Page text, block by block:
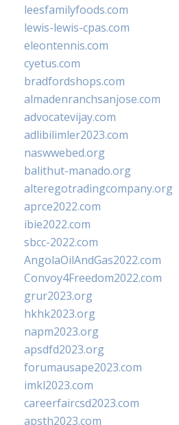
leesfamilyfoods.com
lewis-lewis-cpas.com
eleontennis.com
cyetus.com
bradfordshops.com
almadenranchsanjose.com
advocatevijay.com
adlibilimler2023.com
naswwebed.org
balithut-manado.org
alteregotradingcompany.org
aprce2022.com
ibie2022.com
sbcc-2022.com
AngolaOilAndGas2022.com
Convoy4Freedom2022.com
grur2023.org
hkhk2023.org
napm2023.org
apsdfd2023.org
forumausape2023.com
imkl2023.com
careerfaircsd2023.com
apsth2023.com